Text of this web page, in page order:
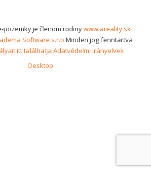
pozemky je členom rodinywww.areality.sk
Software s.r.o Minden jog fenntartva
itt találhatja Adatvédelmi irányelvek
Desktop